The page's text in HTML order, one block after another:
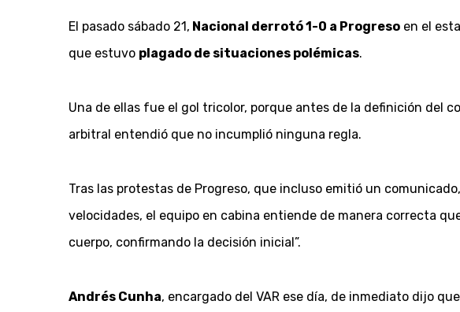
El pasado sábado 21, Nacional derrotó 1-0 a Progreso en el
que estuvo plagado de situaciones polémicas.
Una de ellas fue el gol tricolor, porque antes de la definición del
arbitral entendió que no incumplió ninguna regla.
Tras las protestas de Progreso, que incluso emitió un
velocidades, el equipo en cabina entiende de manera correcta
cuerpo, confirmando la decisión inicial”.
Andrés Cunha, encargado del VAR ese día, de inmediato dijo